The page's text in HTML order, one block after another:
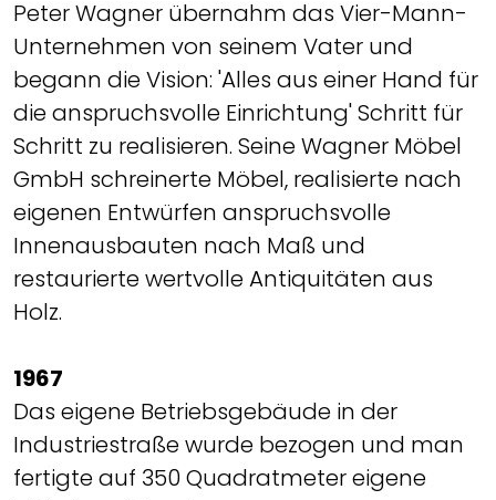
Peter Wagner übernahm das Vier-Mann-
Unternehmen von seinem Vater und
begann die Vision: 'Alles aus einer Hand für
die anspruchsvolle Einrichtung' Schritt für
Schritt zu realisieren. Seine Wagner Möbel
GmbH schreinerte Möbel, realisierte nach
eigenen Entwürfen anspruchsvolle
Innenausbauten nach Maß und
restaurierte wertvolle Antiquitäten aus
Holz.
1967
Das eigene Betriebsgebäude in der
Industriestraße wurde bezogen und man
fertigte auf 350 Quadratmeter eigene